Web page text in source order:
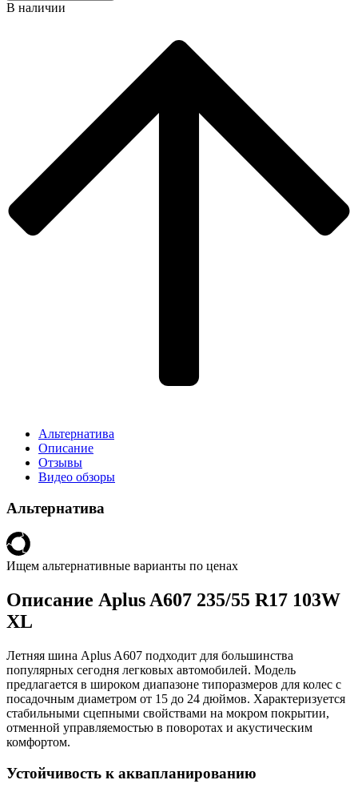
В наличии
Альтернатива
Описание
Отзывы
Видео обзоры
Альтернатива
Ищем альтернативные варианты по ценах
Описание Aplus A607 235/55 R17 103W
XL
Летняя шина Aplus A607 подходит для большинства
популярных сегодня легковых автомобилей. Модель
предлагается в широком диапазоне типоразмеров для колес с
посадочным диаметром от 15 до 24 дюймов. Характеризуется
стабильными сцепными свойствами на мокром покрытии,
отменной управляемостью в поворотах и акустическим
комфортом.
Устойчивость к аквапланированию